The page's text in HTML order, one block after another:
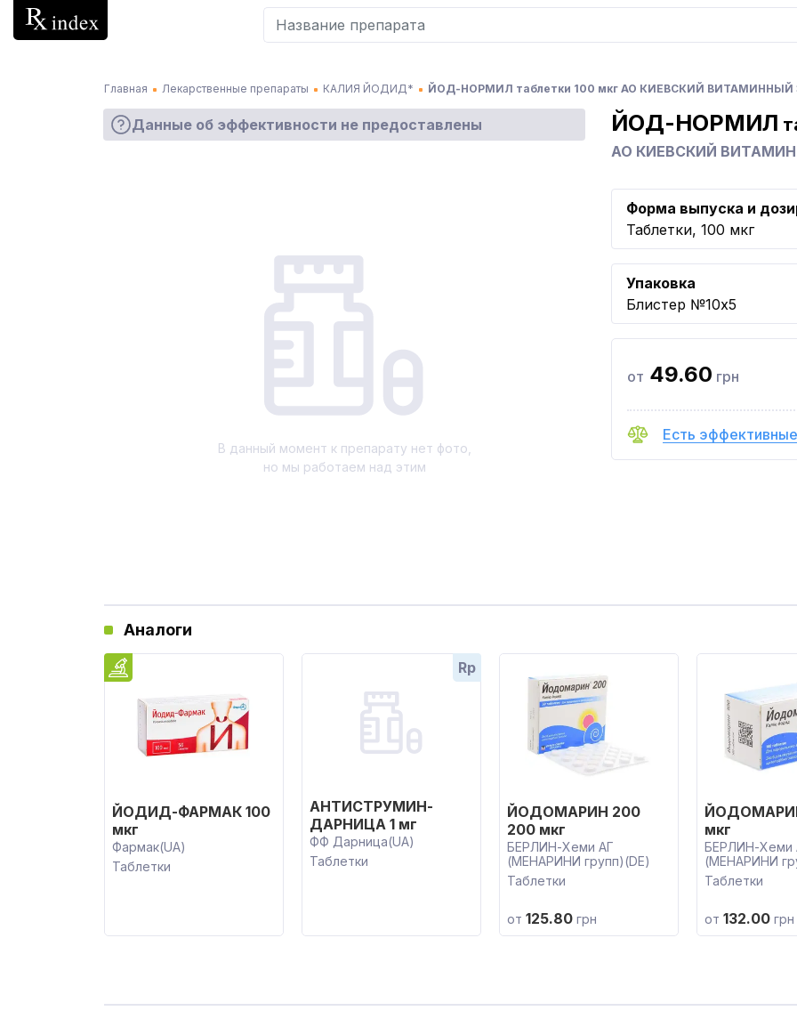
Главная Лекарственные препараты КАЛИЯ ЙОДИД* ЙОД-НОРМИЛ таблетки 100 мкг АО КИЕВСКИЙ ВИТАМИННЫЙ
Данные об эффективности не предоставлены
В данный момент к препарату нет фото,
но мы работаем над этим
ЙОД-НОРМИЛ
АО КИЕВСКИЙ
Форма выпуска и
Таблетки, 100 мкг
Упаковка
Блистер №10x5
от 49.60 грн
Есть
Аналоги
ЙОДИД-ФАРМАК 100
мкг
Фармак(UA)
Таблетки
Rp
АНТИСТРУМИН-
ДАРНИЦА 1 мг
ФФ Дарница(UA)
Таблетки
ЙОДОМАРИН 200
200 мкг
БЕРЛИН-Хеми АГ
(МЕНАРИНИ групп)(DE)
Таблетки
от 125.80 грн
мкг
БЕРЛИН-Хеми
(МЕНАРИНИ
Таблетки
от 132.00 грн